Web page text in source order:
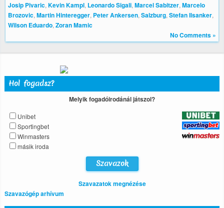
Josip Pivaric, Kevin Kampl, Leonardo Sigali, Marcel Sabitzer, Marcelo
Brozovic, Martin Hinteregger, Peter Ankersen, Salzburg, Stefan Ilsanker,
Wilson Eduardo, Zoran Mamic
No Comments »
Hol fogadsz?
Melyik fogadóirodánál játszol?
Unibet
Sportingbet
Winmasters
másik iroda
Szavazatok megnézése
Szavazógép arhívum